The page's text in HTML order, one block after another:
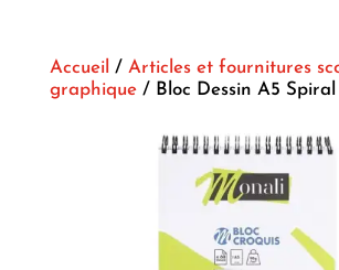
Accueil / Articles et fournitures
graphique/ Bloc Dessin A5 Spiral